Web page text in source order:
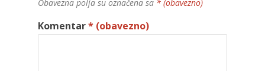
Obavezna polja su označena sa * (obavezno)
Komentar* (obavezno)